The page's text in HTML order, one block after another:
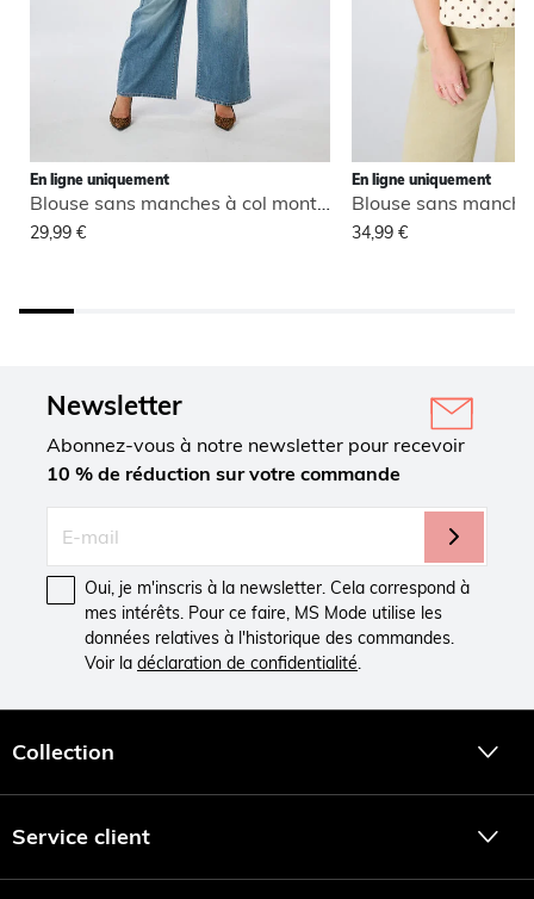
En ligne uniquement
Blouse sans manches à col montant
29,99 €
En ligne uniquement
34,99 €
Newsletter
Abonnez-vous à notre newsletter pour recevoir
10 % de réduction sur votre commande
Oui, je m'inscris à la newsletter. Cela correspond à
mes intérêts. Pour ce faire, MS Mode utilise les
données relatives à l'historique des commandes.
Voir la déclaration de confidentialité.
Collection
Service client